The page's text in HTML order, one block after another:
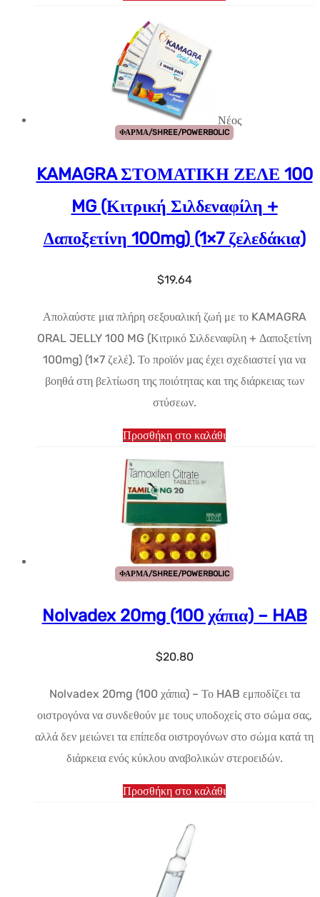
Νέος
ΦΑΡΜΑ/SHREE/POWERBOLIC
KAMAGRA ΣΤΟΜΑΤΙΚΗ ΖΕΛΕ 100
MG (Κιτρική Σιλδεναφίλη +
Δαποξετίνη 100mg) (1×7 ζελεδάκια)
$19.64
Απολαύστε μια πλήρη σεξουαλική ζωή με το KAMAGRA
ORAL JELLY 100 MG (Κιτρικό Σιλδεναφίλη + Δαποξετίνη
100mg) (1×7 ζελέ). Το προϊόν μας έχει σχεδιαστεί για να
βοηθά στη βελτίωση της ποιότητας και της διάρκειας των
στύσεων.
Προσθήκη στο καλάθι
ΦΑΡΜΑ/SHREE/POWERBOLIC
Nolvadex 20mg (100 χάπια) – HAB
$20.80
Nolvadex 20mg (100 χάπια) – Το HAB εμποδίζει τα
οιστρογόνα να συνδεθούν με τους υποδοχείς στο σώμα σας,
αλλά δεν μειώνει τα επίπεδα οιστρογόνων στο σώμα κατά τη
διάρκεια ενός κύκλου αναβολικών στεροειδών.
Προσθήκη στο καλάθι